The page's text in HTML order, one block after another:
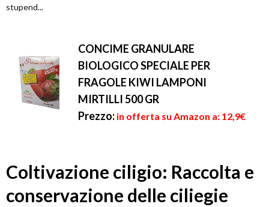
stupend...
CONCIME GRANULARE
BIOLOGICO SPECIALE PER
FRAGOLE KIWI LAMPONI
MIRTILLI 500 GR
Prezzo: in offerta su Amazon a: 12,9€
Coltivazione ciligio: Raccolta e
conservazione delle ciliegie